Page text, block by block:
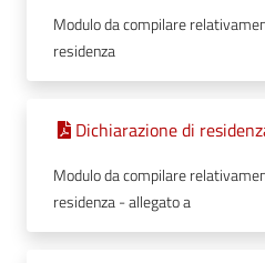
Modulo da compilare
residenza
Dichiarazione di
Modulo da compilare
residenza - allegato a